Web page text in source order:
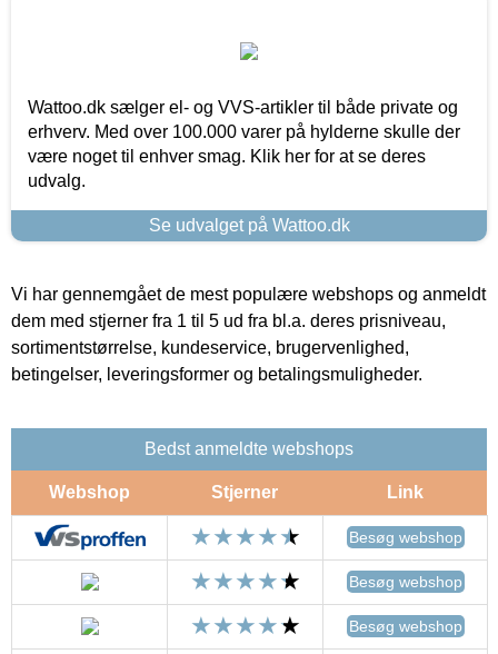
Wattoo.dk sælger el- og VVS-artikler til både private og
erhverv. Med over 100.000 varer på hylderne skulle der
være noget til enhver smag. Klik her for at se deres
udvalg.
Se udvalget på Wattoo.dk
Vi har gennemgået de mest populære webshops og anmeldt
dem med stjerner fra 1 til 5 ud fra bl.a. deres prisniveau,
sortimentstørrelse, kundeservice, brugervenlighed,
betingelser, leveringsformer og betalingsmuligheder.
Bedst anmeldte webshops
Webshop Stjerner Link
Besøg webshop
Besøg webshop
Besøg webshop